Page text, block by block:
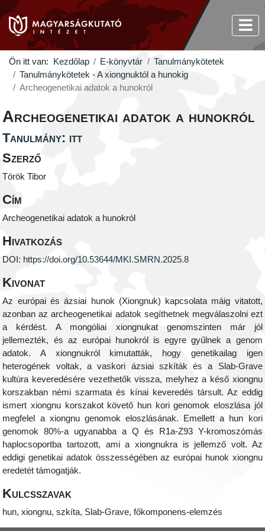
Ön itt van: Kezdőlap E-könyvtár
Tanulmánykötetek
Tanulmánykötetek - A xiongnuktól a hunokig
Archeogenetikai adatok a hunokról
Archeogenetikai adatok a hunokról
Tanulmány: itt
Szerző
Török Tibor
Cím
Archeogenetikai adatok a hunokról
Hivatkozás
DOI: https://doi.org/10.53644/MKI.SMRN.2025.8
Kivonat
Az európai és ázsiai hunok (Xiongnuk) kapcsolata máig vitatott,
azonban az archeogenetikai adatok segíthetnek megválaszolni ezt
a kérdést. A mongóliai xiongnukat genomszinten már jól
jellemezték, és az európai hunokról is egyre gyűlnek a genom
adatok. A xiongnukról kimutatták, hogy genetikailag igen
heterogének voltak, a vaskori ázsiai szkíták és a Slab-Grave
kultúra keveredésére vezethetők vissza, melyhez a késő xiongnu
korszakban némi szarmata és kínai keveredés társult. Az eddig
ismert xiongnu korszakot követő hun kori genomok eloszlása jól
megfelel a xiongnu genomok eloszlásának. Emellett a hun kori
genomok 80%-a ugyanabba a Q és R1a-Z93 Y-kromoszómás
haplocsoportba tartozott, ami a xiongnukra is jellemző volt. Az
eddigi genetikai adatok összességében az európai hunok xiongnu
eredetét támogatják.
Kulcsszavak
hun, xiongnu, szkíta, Slab-Grave, főkomponens-elemzés